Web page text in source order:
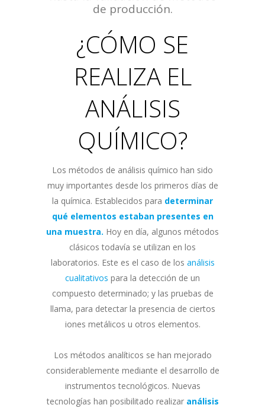
de producción.
¿CÓMO SE
REALIZA EL
ANÁLISIS
QUÍMICO?
Los métodos de análisis químico han sido
muy importantes desde los primeros días de
la química. Establecidos para determinar
qué elementos estaban presentes en
una muestra. Hoy en día, algunos métodos
clásicos todavía se utilizan en los
laboratorios. Este es el caso de los análisis
cualitativos para la detección de un
compuesto determinado; y las pruebas de
llama, para detectar la presencia de ciertos
iones metálicos u otros elementos.
Los métodos analíticos se han mejorado
considerablemente mediante el desarrollo de
instrumentos tecnológicos. Nuevas
tecnologías han posibilitado realizar análisis